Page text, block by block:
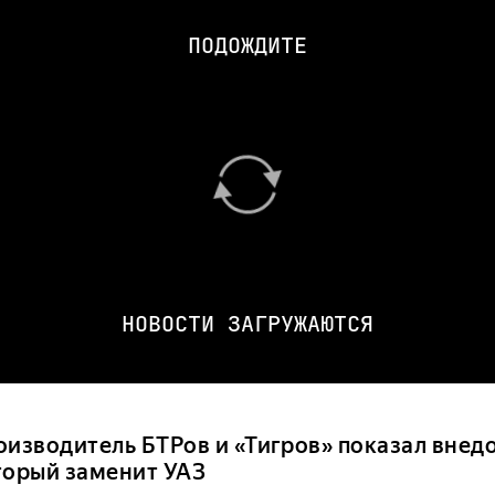
ПОДОЖДИТЕ
НОВОСТИ ЗАГРУЖАЮТСЯ
БТРов и «Тигров» показал
заменит УАЗ